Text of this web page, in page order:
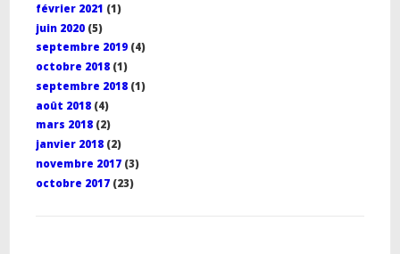
février 2021 (1)
juin 2020(5)
septembre 2019(4)
octobre 2018(1)
septembre 2018(1)
août 2018(4)
mars 2018(2)
janvier 2018(2)
novembre 2017(3)
octobre 2017(23)